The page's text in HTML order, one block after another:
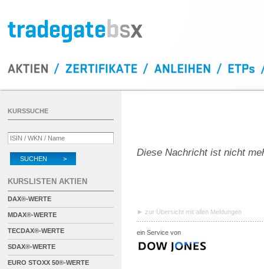
Diese Nachricht ist nicht
zur Übersicht mit allen Meldungen
ein Service von
KURSSUCHE
SUCHEN >
KURSLISTEN AKTIEN
DAX®-WERTE
MDAX®-WERTE
TECDAX®-WERTE
SDAX®-WERTE
EURO STOXX 50®-WERTE